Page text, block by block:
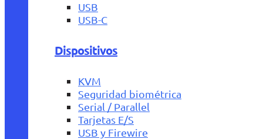
USB
USB-C
Dispositivos
KVM
Seguridad biométrica
Serial / Parallel
Tarjetas E/S
USB y Firewire